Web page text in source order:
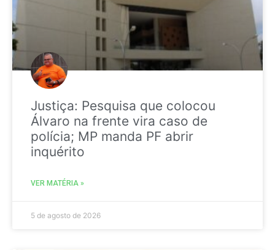
Justiça: Pesquisa que colocou
Álvaro na frente vira caso de
polícia; MP manda PF abrir
inquérito
VER MATÉRIA »
5 de agosto de 2026